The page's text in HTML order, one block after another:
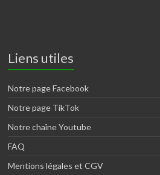
Liens utiles
Notre page Facebook
Notre page TikTok
Notre chaîne Youtube
FAQ
Mentions légales et CGV